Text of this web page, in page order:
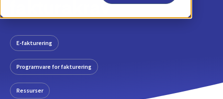
fakturakrav
E-fakturering
Programvare for fakturering
Ressurser